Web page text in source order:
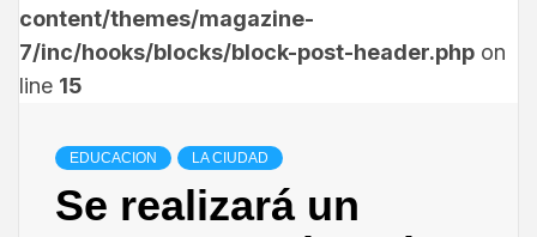
content/themes/magazine-
7/inc/hooks/blocks/block-post-header.php on
line 15
EDUCACION LA CIUDAD
Se realizará un